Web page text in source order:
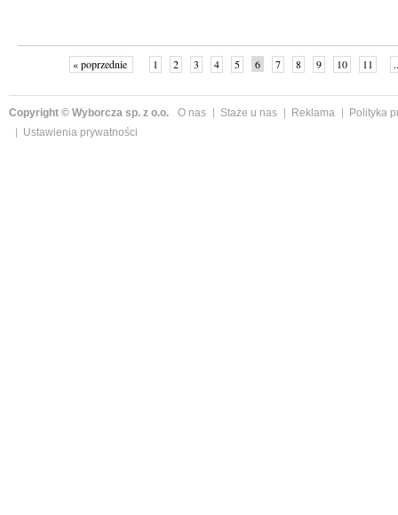
« poprzednie 1 2 3 4 5 6 7 8 9 10 11
Copyright © Wyborcza sp. z o.o. O nas Staże u nas Reklama
Polityka
Ustawienia prywatności